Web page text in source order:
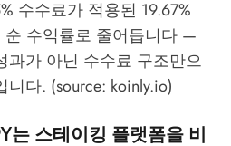
수수료가 적용된 19.67%
순 수익률로 줄어듭니다 —
과가 아닌 수수료 구조만으
다. (source: koinly.io)
는 스테이킹 플랫폼을 비